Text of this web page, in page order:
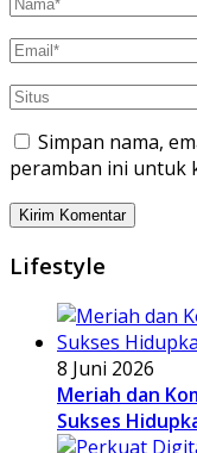
Simpan nama,
peramban ini untuk
Lifestyle
8 Juni 2026
Meriah dan
Sukses